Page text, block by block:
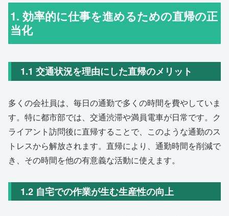
1. 効率的に仕事を進めるための直帰の正
当化
1.1 交通状況を理由にした直帰のメリット
多くの会社員は、毎日の通勤で多くの時間を費やしていま
す。特に都市部では、交通渋滞や満員電車が日常です。ク
ライアント訪問後に直帰することで、このような通勤のス
トレスから解放されます。直帰により、通勤時間を削減で
き、その時間を他の有意義な活動に使えます。
1.2 自宅での作業が生む生産性の向上